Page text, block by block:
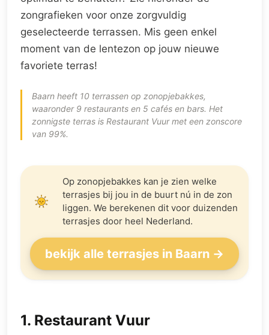
zongrafieken voor onze zorgvuldig
geselecteerde terrassen. Mis geen enkel
moment van de lentezon op jouw nieuwe
favoriete terras!
Baarn heeft 10 terrassen op zonopjebakkes,
waaronder 9 restaurants en 5 cafés en bars. Het
zonnigste terras is Restaurant Vuur met een zonscore
van 99%.
Op zonopjebakkes kan je zien welke
terrasjes bij jou in de buurt nú in de zon
liggen. We berekenen dit voor duizenden
terrasjes door heel Nederland.
bekijk alle terrasjes in Baarn →
1. Restaurant Vuur